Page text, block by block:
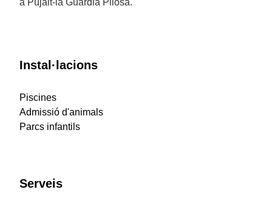
a Pujalt-la Guàrdia Pilosa.
Instal·lacions
Piscines
Admissió d'animals
Parcs infantils
Serveis